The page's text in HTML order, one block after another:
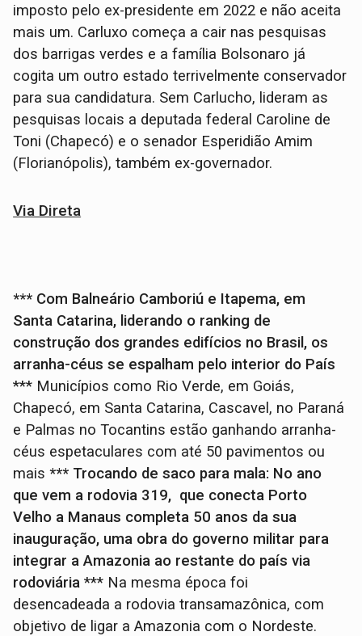
imposto pelo ex-presidente em 2022 e não aceita
mais um. Carluxo começa a cair nas pesquisas
dos barrigas verdes e a família Bolsonaro já
cogita um outro estado terrivelmente conservador
para sua candidatura. Sem Carlucho, lideram as
pesquisas locais a deputada federal Caroline de
Toni (Chapecó) e o senador Esperidião Amim
(Florianópolis), também ex-governador.
Via Direta
*** Com Balneário Camboriú e Itapema, em
Santa Catarina, liderando o ranking de
construção dos grandes edifícios no Brasil, os
arranha-céus se espalham pelo interior do País
*** Municípios como Rio Verde, em Goiás,
Chapecó, em Santa Catarina, Cascavel, no Paraná
e Palmas no Tocantins estão ganhando arranha-
céus espetaculares com até 50 pavimentos ou
mais*** Trocando de saco para mala: No ano
que vem a rodovia 319, que conecta Porto
Velho a Manaus completa 50 anos da sua
inauguração, uma obra do governo militar para
integrar a Amazonia ao restante do país via
rodoviária*** Na mesma época foi
desencadeada a rodovia transamazônica, com
objetivo de ligar a Amazonia com o Nordeste.